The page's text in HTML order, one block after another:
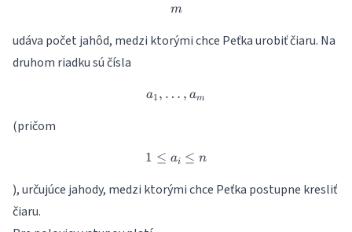
m
m
udáva počet jahôd, medzi ktorými chce Peťka urobiť čiaru. Na
druhom riadku sú čísla
a_1, \dots, a_m
a1 , … , am
(pričom
1 \leq a_i \leq n
1 ≤ ai ≤ n
), určujúce jahody, medzi ktorými chce Peťka postupne kresliť
čiaru.